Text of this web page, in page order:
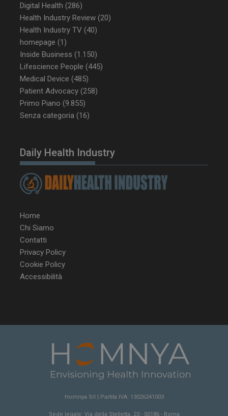
Digital Health (286)
Health Industry Review (20)
Health Industry TV (40)
homepage (1)
Inside Business (1.150)
Lifescience People (445)
Medical Device (485)
Patient Advocacy (258)
Primo Piano (9.855)
Senza categoria (16)
Daily Health Industry
Home
Chi Siamo
Contatti
Privacy Policy
Cookie Policy
Accessibilità
Homnya Srl | Partita IVA: 13026241003
Sede legale: Via della Stelletta, 23 - 00186 - Roma